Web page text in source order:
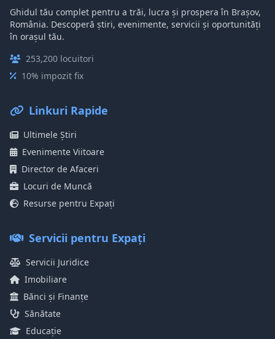
Ghidul tău complet pentru a trăi, lucra și prospera în Brașov,
România. Descoperă știri, evenimente, servicii și oportunități
în orașul tău.
253,200 locuitori
10% impozit fix
Linkuri Rapide
Ultimele Știri
Evenimente Viitoare
Director de Afaceri
Locuri de Muncă
Resurse pentru Expați
Servicii pentru Expați
Servicii Juridice
Imobiliare
Bănci și Finanțe
Sănătate
Educație